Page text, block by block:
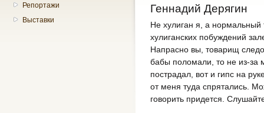
Репортажи
Выставки
Геннадий Дерягин
Не хулиган я, а нормальный
хулиганских побуждений
Напрасно вы, товарищ
бабы поломали, то не из-за
пострадал, вот и гипс на
от меня туда спрятались.
говорить придется.